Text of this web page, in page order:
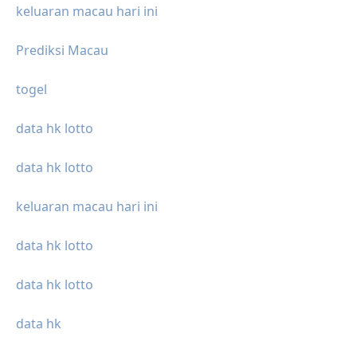
keluaran macau hari ini
Prediksi Macau
togel
data hk lotto
data hk lotto
keluaran macau hari ini
data hk lotto
data hk lotto
data hk